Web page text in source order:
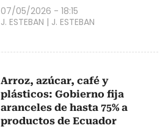
07/05/2026 - 18:15
J. ESTEBAN | J. ESTEBAN
Arroz, azúcar, café y
plásticos: Gobierno fija
aranceles de hasta 75% a
productos de Ecuador